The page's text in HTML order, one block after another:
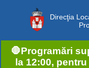
Direcţia
🛑Programări
la 12:00,